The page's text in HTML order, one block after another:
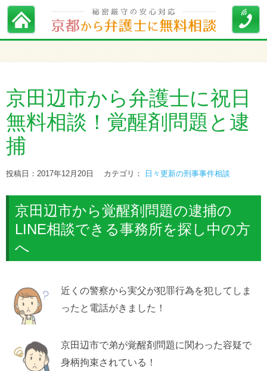
京田辺市から弁護士に祝日
無料相談！覚醒剤問題と逮
捕
投稿日：2017年12月20日 カテゴリ： 日々更新の刑事事件相談
京田辺市から覚醒剤問題の逮捕の
LINE相談できる事務所を探し中の方
へ
近くの警察から実父が犯罪行為を犯してしま
ったと電話がきました！
京田辺市で弟が覚醒剤問題に関わった容疑で
身柄拘束されている！